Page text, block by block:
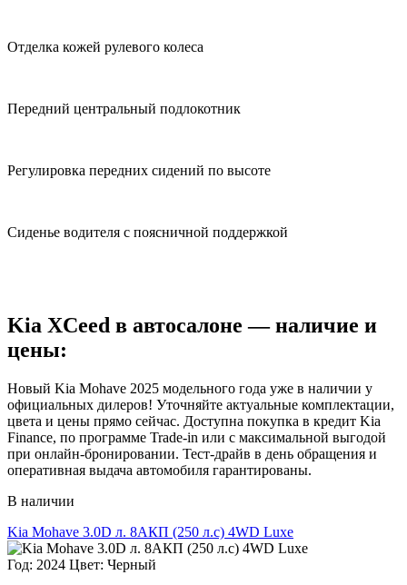
Отделка кожей рулевого колеса
Передний центральный подлокотник
Регулировка передних сидений по высоте
Сиденье водителя с поясничной поддержкой
Kia XCeed в автосалоне — наличие и
цены:
Новый Kia Mohave 2025 модельного года уже в наличии у
официальных дилеров! Уточняйте актуальные комплектации,
цвета и цены прямо сейчас. Доступна покупка в кредит Kia
Finance, по программе Trade-in или с максимальной выгодой
при онлайн-бронировании. Тест-драйв в день обращения и
оперативная выдача автомобиля гарантированы.
В наличии
Kia Mohave 3.0D л. 8AКП (250 л.с) 4WD Luxe
Год: 2024 Цвет: Черный